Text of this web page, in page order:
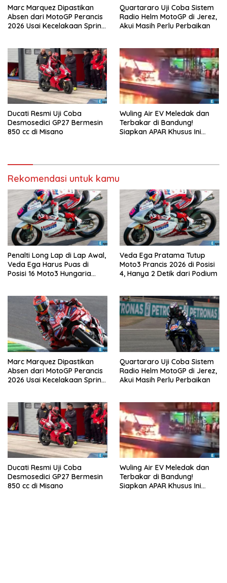
Marc Marquez Dipastikan
Absen dari MotoGP Perancis
2026 Usai Kecelakaan Sprint
Quartararo Uji Coba Sistem
Radio Helm MotoGP di Jerez,
Akui Masih Perlu Perbaikan
Ducati Resmi Uji Coba
Desmosedici GP27 Bermesin
850 cc di Misano
Wuling Air EV Meledak dan
Terbakar di Bandung!
Siapkan APAR Khusus Ini
Rekomendasi untuk kamu
Penalti Long Lap di Lap Awal,
Veda Ega Harus Puas di
Posisi 16 Moto3 Hungaria
Veda Ega Pratama Tutup
Moto3 Prancis 2026 di Posisi
4, Hanya 2 Detik dari Podium
Marc Marquez Dipastikan
Absen dari MotoGP Perancis
2026 Usai Kecelakaan Sprint
Quartararo Uji Coba Sistem
Radio Helm MotoGP di Jerez,
Akui Masih Perlu Perbaikan
Ducati Resmi Uji Coba
Desmosedici GP27 Bermesin
850 cc di Misano
Wuling Air EV Meledak dan
Terbakar di Bandung!
Siapkan APAR Khusus Ini